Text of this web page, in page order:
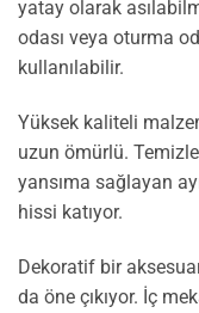
yatay olarak
odası veya oturma
kullanılabilir.
Yüksek kaliteli
uzun ömürlü.
yansıma sağlayan
hissi katıyor.
Dekoratif bir
da öne çıkıyor. İç